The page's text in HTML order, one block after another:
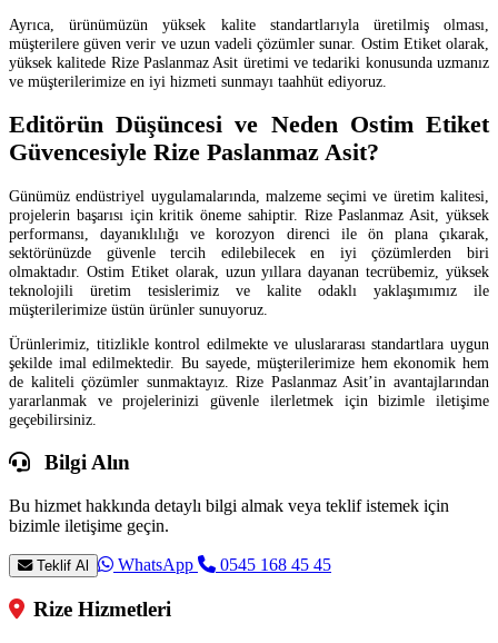
Ayrıca, ürünümüzün yüksek kalite standartlarıyla üretilmiş olması,
müşterilere güven verir ve uzun vadeli çözümler sunar. Ostim Etiket olarak,
yüksek kalitede Rize Paslanmaz Asit üretimi ve tedariki konusunda uzmanız
ve müşterilerimize en iyi hizmeti sunmayı taahhüt ediyoruz.
Editörün Düşüncesi ve Neden Ostim Etiket
Güvencesiyle Rize Paslanmaz Asit?
Günümüz endüstriyel uygulamalarında, malzeme seçimi ve üretim kalitesi,
projelerin başarısı için kritik öneme sahiptir. Rize Paslanmaz Asit, yüksek
performansı, dayanıklılığı ve korozyon direnci ile ön plana çıkarak,
sektörünüzde güvenle tercih edilebilecek en iyi çözümlerden biri
olmaktadır. Ostim Etiket olarak, uzun yıllara dayanan tecrübemiz, yüksek
teknolojili üretim tesislerimiz ve kalite odaklı yaklaşımımız ile
müşterilerimize üstün ürünler sunuyoruz.
Ürünlerimiz, titizlikle kontrol edilmekte ve uluslararası standartlara uygun
şekilde imal edilmektedir. Bu sayede, müşterilerimize hem ekonomik hem
de kaliteli çözümler sunmaktayız. Rize Paslanmaz Asit’in avantajlarından
yararlanmak ve projelerinizi güvenle ilerletmek için bizimle iletişime
geçebilirsiniz.
Bilgi Alın
Bu hizmet hakkında detaylı bilgi almak veya teklif istemek için
bizimle iletişime geçin.
Teklif Al WhatsApp 0545 168 45 45
Rize Hizmetleri